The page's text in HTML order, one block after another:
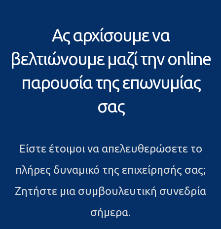
Ας αρχίσουμε να
βελτιώνουμε μαζί την online
παρουσία της επωνυμίας
σας
Είστε έτοιμοι να απελευθερώσετε το
πλήρες δυναμικό της επιχείρησής σας;
Ζητήστε μια συμβουλευτική συνεδρία
σήμερα.